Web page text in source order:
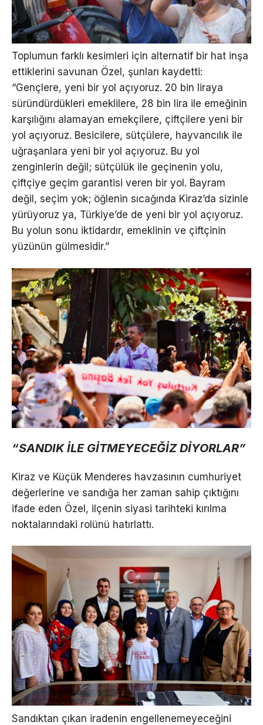
Toplumun farklı kesimleri için alternatif bir hat inşa
ettiklerini savunan Özel, şunları kaydetti:
“Gençlere, yeni bir yol açıyoruz. 20 bin liraya
süründürdükleri emeklilere, 28 bin lira ile emeğinin
karşılığını alamayan emekçilere, çiftçilere yeni bir
yol açıyoruz. Besicilere, sütçülere, hayvancılık ile
uğraşanlara yeni bir yol açıyoruz. Bu yol
zenginlerin değil; sütçülük ile geçinenin yolu,
çiftçiye geçim garantisi veren bir yol. Bayram
değil, seçim yok; öğlenin sıcağında Kiraz’da sizinle
yürüyoruz ya, Türkiye’de de yeni bir yol açıyoruz.
Bu yolun sonu iktidardır, emeklinin ve çiftçinin
yüzünün gülmesidir.”
“SANDIK İLE GİTMEYECEĞİZ DİYORLAR”
Kiraz ve Küçük Menderes havzasının cumhuriyet
değerlerine ve sandığa her zaman sahip çıktığını
ifade eden Özel, ilçenin siyasi tarihteki kırılma
noktalarındaki rolünü hatırlattı.
Sandıktan çıkan iradenin engellenemeyeceğini